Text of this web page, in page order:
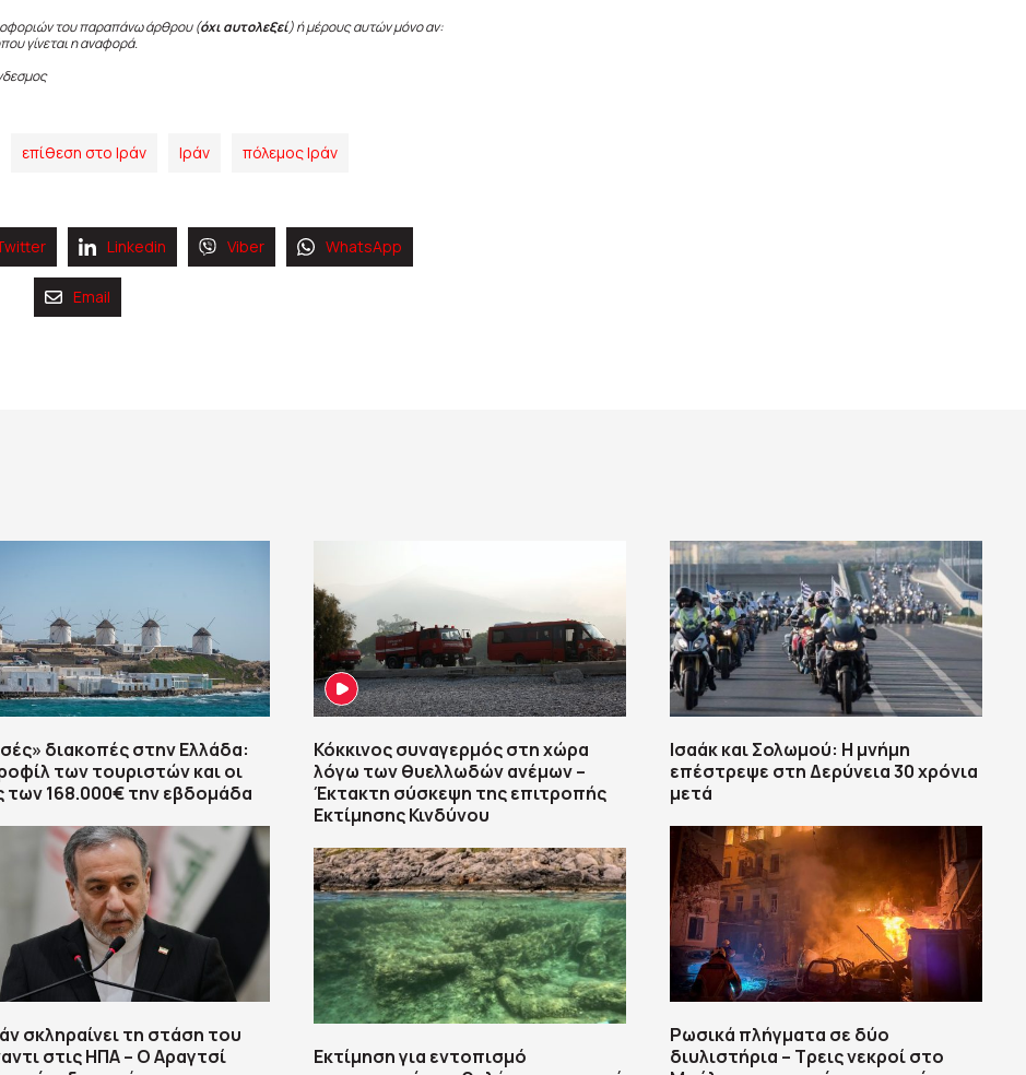
του παραπάνω άρθρου (όχι αυτολεξεί) ή μέρους αυτών μόνο αν:
γίνεται η αναφορά.
επίθεση στο Ιράν Ιράν πόλεμος Ιράν
Linkedin Viber WhatsApp
Email
διακοπές στην Ελλάδα:
των τουριστών και οι
των 168.000€ την εβδομάδα
σκληραίνει τη στάση του
στις ΗΠΑ – Ο Αραγτσί
Κόκκινος συναγερμός στη χώρα
λόγω των θυελλωδών ανέμων –
Έκτακτη σύσκεψη της επιτροπής
Εκτίμησης Κινδύνου
Εκτίμηση για εντοπισμό
Ισαάκ και Σολωμού: Η μνήμη
επέστρεψε στη Δερύνεια 30 χρόνια
μετά
Ρωσικά πλήγματα σε δύο
διυλιστήρια – Τρεις νεκροί στο